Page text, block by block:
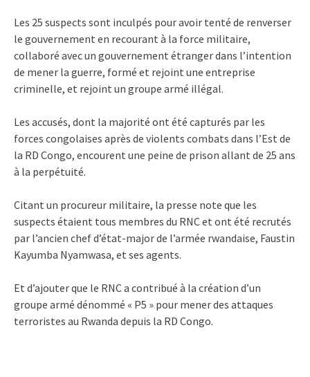
Les 25 suspects sont inculpés pour avoir tenté de renverser
le gouvernement en recourant à la force militaire,
collaboré avec un gouvernement étranger dans l’intention
de mener la guerre, formé et rejoint une entreprise
criminelle, et rejoint un groupe armé illégal.
Les accusés, dont la majorité ont été capturés par les
forces congolaises après de violents combats dans l’Est de
la RD Congo, encourent une peine de prison allant de 25 ans
à la perpétuité.
Citant un procureur militaire, la presse note que les
suspects étaient tous membres du RNC et ont été recrutés
par l’ancien chef d’état-major de l’armée rwandaise, Faustin
Kayumba Nyamwasa, et ses agents.
Et d’ajouter que le RNC a contribué à la création d’un
groupe armé dénommé « P5 » pour mener des attaques
terroristes au Rwanda depuis la RD Congo.